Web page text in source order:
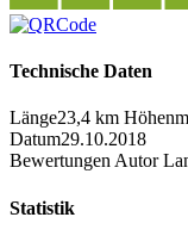
Technische Daten
Länge23,4 km
Datum29.10.2018
Bewertungen Autor
Statistik